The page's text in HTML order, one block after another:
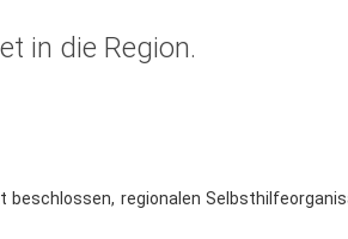
in die Region.
beschlossen, regionalen